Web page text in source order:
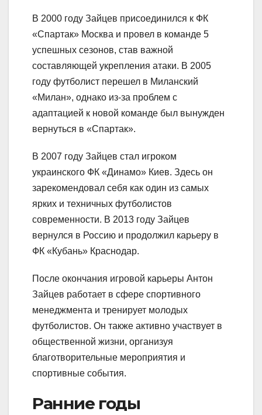
В 2000 году Зайцев присоединился к ФК
«Спартак» Москва и провел в команде 5
успешных сезонов, став важной
составляющей укрепления атаки. В 2005
году футболист перешел в Миланский
«Милан», однако из-за проблем с
адаптацией к новой команде был вынужден
вернуться в «Спартак».
В 2007 году Зайцев стал игроком
украинского ФК «Динамо» Киев. Здесь он
зарекомендовал себя как один из самых
ярких и техничных футболистов
современности. В 2013 году Зайцев
вернулся в Россию и продолжил карьеру в
ФК «Кубань» Краснодар.
После окончания игровой карьеры Антон
Зайцев работает в сфере спортивного
менеджмента и тренирует молодых
футболистов. Он также активно участвует в
общественной жизни, организуя
благотворительные мероприятия и
спортивные события.
Ранние годы